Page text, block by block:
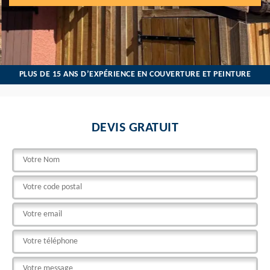
PLUS DE 15 ANS D’EXPÉRIENCE EN COUVERTURE ET PEINTURE
DEVIS GRATUIT